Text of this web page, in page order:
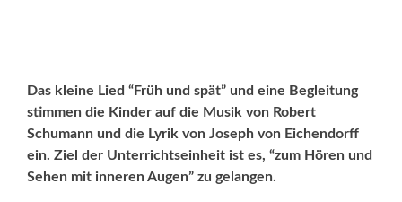
Das kleine Lied “Früh und spät” und eine Begleitung
stimmen die Kinder auf die Musik von Robert
Schumann und die Lyrik von Joseph von Eichendorff
ein. Ziel der Unterrichtseinheit ist es, “zum Hören und
Sehen mit inneren Augen” zu gelangen.